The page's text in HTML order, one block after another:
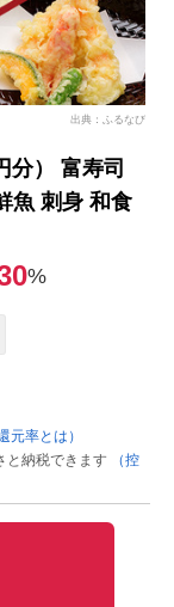
出典：ふるなび
分） 富寿司
魚 刺身 和食
%
元率とは）
と納税できます
（控